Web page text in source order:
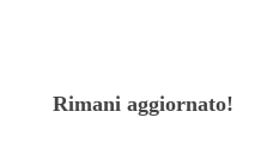
Rimani aggiornato!